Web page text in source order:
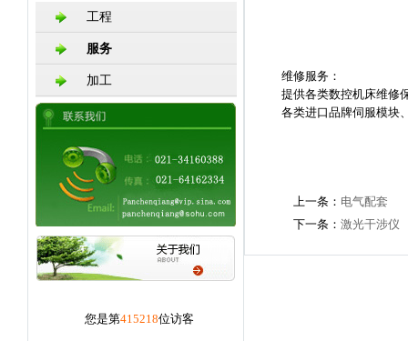
工程
服务
加工
您是第415218位访客
维修服务：
提供各类数控机床维修
各类进口品牌伺服模块
上一条： 电气配套
下一条： 激光干涉仪